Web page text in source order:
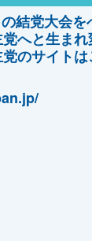
結党大会を
へと生まれ
のサイト